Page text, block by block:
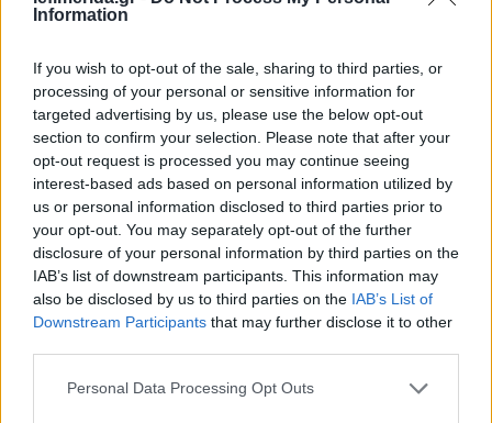
Information
If you wish to opt-out of the sale, sharing to third parties, or
processing of your personal or sensitive information for
targeted advertising by us, please use the below opt-out
section to confirm your selection. Please note that after your
opt-out request is processed you may continue seeing
interest-based ads based on personal information utilized by
us or personal information disclosed to third parties prior to
your opt-out. You may separately opt-out of the further
disclosure of your personal information by third parties on the
IAB’s list of downstream participants. This information may
also be disclosed by us to third parties on the IAB’s List of
Downstream Participants that may further disclose it to other
Please note that this website/app uses one or more Google
Personal Data Processing Opt Outs